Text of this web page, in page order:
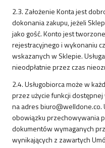
2.3. Założenie Konta jest
dokonania zakupu, jeżeli
jako gość. Konto jest
rejestracyjnego i wykonaniu
wskazanych w Sklepie.
nieodpłatnie przez czas
2.4. Usługobiorca może w
przez użycie funkcji
na adres biuro@welldone.co.
obowiązku przechowywania
dokumentów wymaganych
wynikających z zawartych